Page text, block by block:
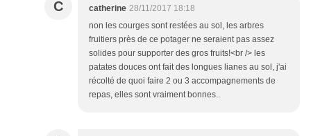
C catherine 28/11/2017 18:18
non les courges sont restées au sol, les arbres
fruitiers près de ce potager ne seraient pas assez
solides pour supporter des gros fruits!<br /> les
patates douces ont fait des longues lianes au sol, j'ai
récolté de quoi faire 2 ou 3 accompagnements de
repas, elles sont vraiment bonnes..